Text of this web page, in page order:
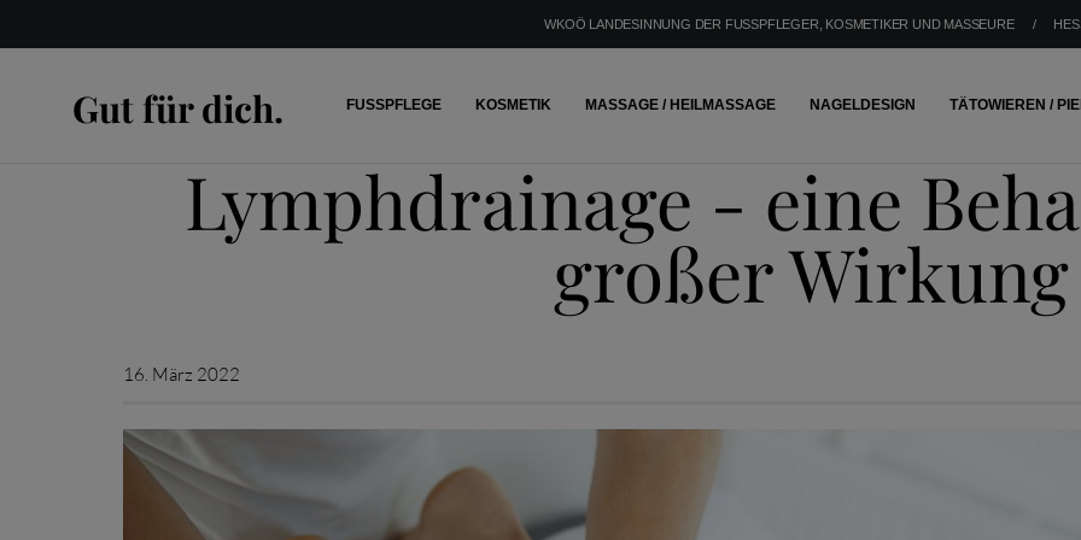
WKOÖ LANDESINNUNG DER FUSSPFLEGER, KOSMETIKER UND MASSEURE /
Gut für dich. FUSSPFLEGE KOSMETIK MASSAGE / HEILMASSAGE NAGELDESIGN TÄTOWIEREN /
Lymphdrainage - eine
großer Wirkung
16. März 2022